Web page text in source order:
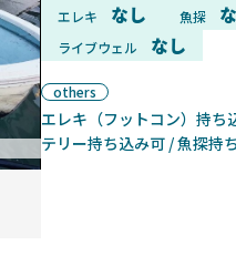
ボート設備
エレキ なし 魚探
ライブウェル なし
others
エレキ（フットコン）持ち
テリー持ち込み可 / 魚探持